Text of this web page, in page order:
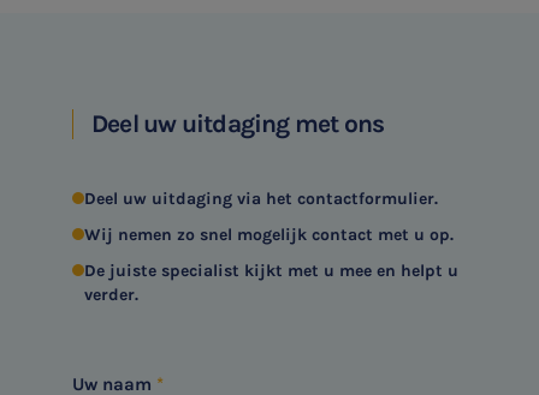
Deel uw uitdaging met ons
Deel uw uitdaging via het contactformulier.
Wij nemen zo snel mogelijk contact met u op.
De juiste specialist kijkt met u mee en helpt u
verder.
Uw naam